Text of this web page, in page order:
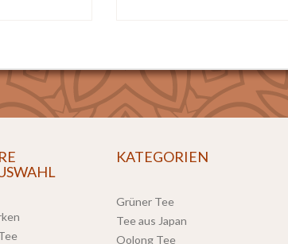
KATEGORIEN
Grüner Tee
Tee aus Japan
Oolong Tee